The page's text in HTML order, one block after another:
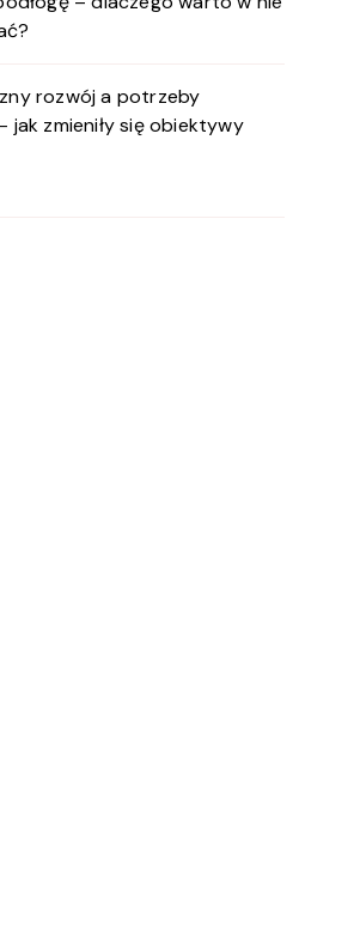
rozwój a potrzeby
jak zmieniły się obiektywy